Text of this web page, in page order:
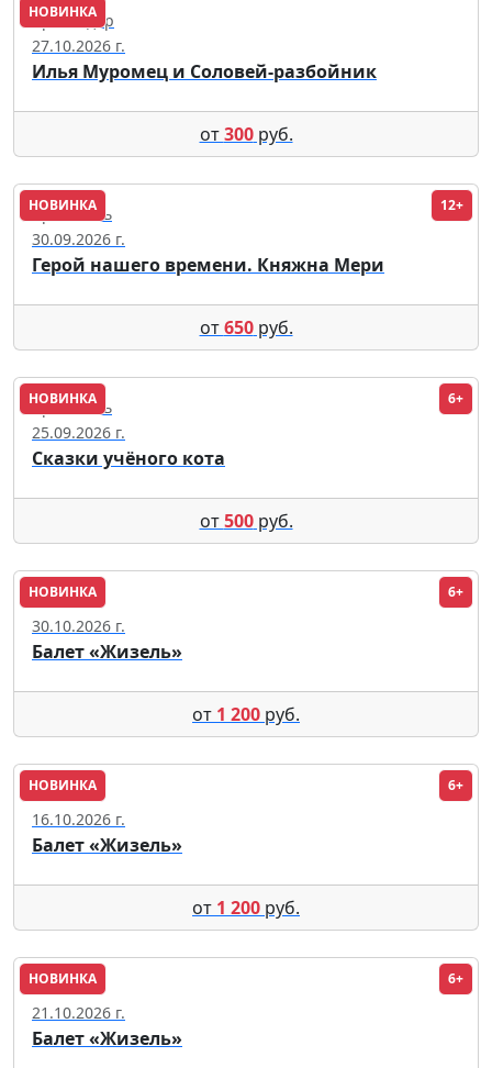
НОВИНКА
Краснодар
27.10.2026 г.
Илья Муромец и Соловей-разбойник
от300руб.
НОВИНКА 12+
Ярославль
30.09.2026 г.
Герой нашего времени. Княжна Мери
от650руб.
НОВИНКА 6+
Ярославль
25.09.2026 г.
Сказки учёного кота
от500руб.
НОВИНКА 6+
Москва
30.10.2026 г.
Балет «Жизель»
от 1 200 руб.
НОВИНКА 6+
Москва
16.10.2026 г.
Балет «Жизель»
от 1 200 руб.
НОВИНКА 6+
Пенза
21.10.2026 г.
Балет «Жизель»